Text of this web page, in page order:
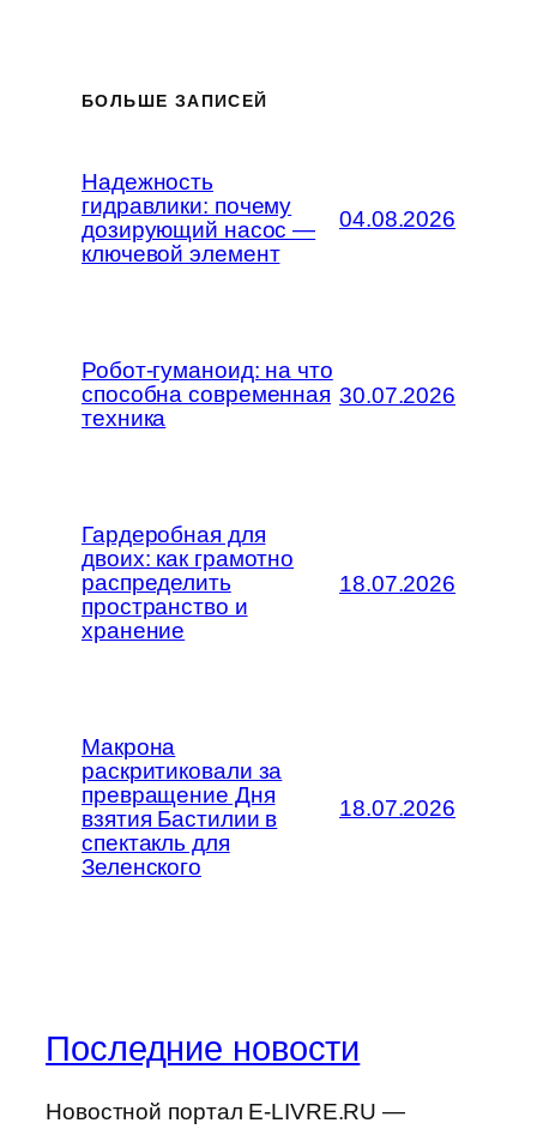
БОЛЬШЕ ЗАПИСЕЙ
Надежность
гидравлики: почему
дозирующий насос —
ключевой элемент
04.08.2026
Робот-гуманоид: на что
способна современная
техника
30.07.2026
Гардеробная для
двоих: как грамотно
распределить
пространство и
хранение
18.07.2026
Макрона
раскритиковали за
превращение Дня
взятия Бастилии в
спектакль для
Зеленского
18.07.2026
Последние новости
Новостной портал E-LIVRE.RU —